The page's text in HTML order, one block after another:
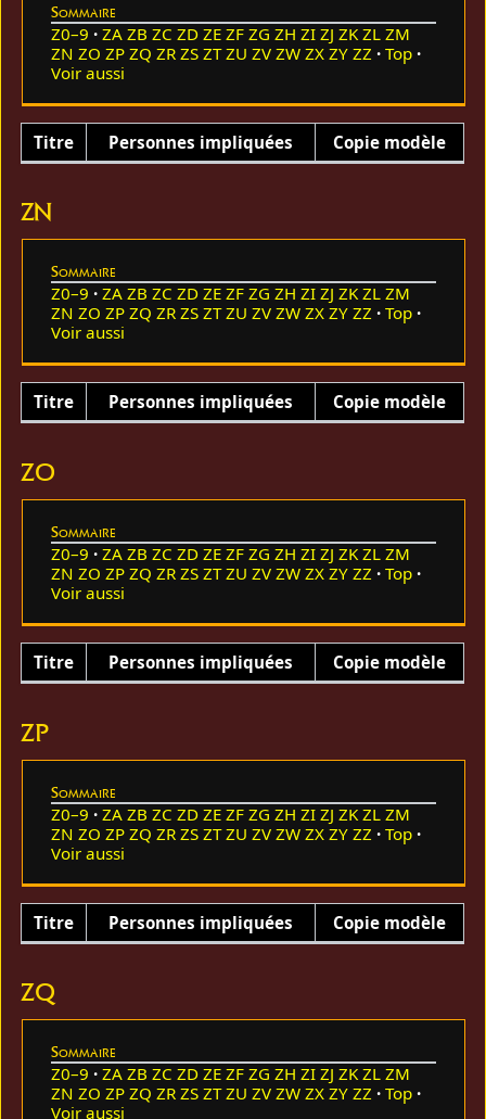
Sommaire
Z0–9 ZA ZB ZC ZD ZE ZF ZG ZH ZI ZJ ZK ZL ZM
ZN ZO ZP ZQ ZR ZS ZT ZU ZV ZW ZX ZY ZZ
Top
Voir aussi
Titre Personnes impliquées Copie modèle
ZN
Sommaire
Z0–9 ZA ZB ZC ZD ZE ZF ZG ZH ZI ZJ ZK ZL ZM
ZN ZO ZP ZQ ZR ZS ZT ZU ZV ZW ZX ZY ZZ
Top
Voir aussi
Titre Personnes impliquées Copie modèle
ZO
Sommaire
Z0–9 ZA ZB ZC ZD ZE ZF ZG ZH ZI ZJ ZK ZL ZM
ZN ZO ZP ZQ ZR ZS ZT ZU ZV ZW ZX ZY ZZ
Top
Voir aussi
Titre Personnes impliquées Copie modèle
ZP
Sommaire
Z0–9 ZA ZB ZC ZD ZE ZF ZG ZH ZI ZJ ZK ZL ZM
ZN ZO ZP ZQ ZR ZS ZT ZU ZV ZW ZX ZY ZZ
Top
Voir aussi
Titre Personnes impliquées Copie modèle
ZQ
Sommaire
Z0–9 ZA ZB ZC ZD ZE ZF ZG ZH ZI ZJ ZK ZL ZM
ZN ZO ZP ZQ ZR ZS ZT ZU ZV ZW ZX ZY ZZ
Top
Voir aussi